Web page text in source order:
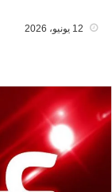
12 يونيو، 2026